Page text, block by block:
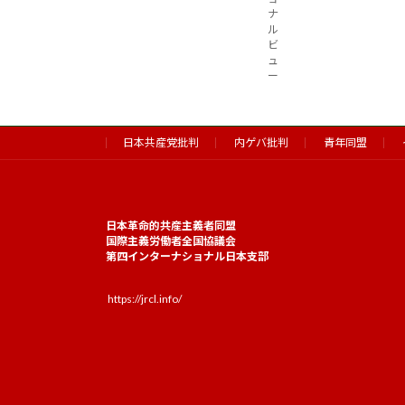
ナ
ル
ビ
ュ
ー
日本共産党批判 内ゲバ批判 青年同盟
日本革命的共産主義者同盟
国際主義労働者全国協議会
第四インターナショナル日本支部
https://jrcl.info/